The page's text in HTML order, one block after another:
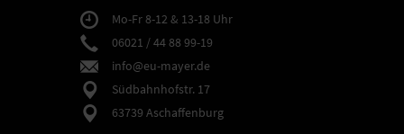
Mo-Fr 8-12 & 13-18 Uhr
06021 / 44 88 99-19
info@eu-mayer.de
Südbahnhofstr. 17
63739 Aschaffenburg